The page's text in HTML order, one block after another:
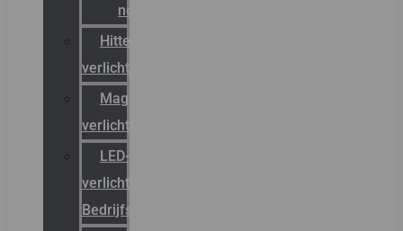
noodverlichting
Hittebestendige
verlichting
Magazijn
verlichting
LED-
verlichting
Bedrijfshal